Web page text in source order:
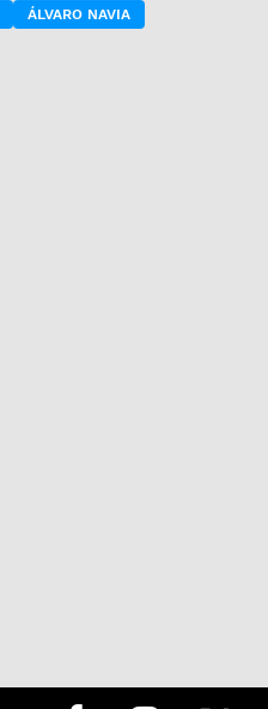
ÁLVARO NAVIA